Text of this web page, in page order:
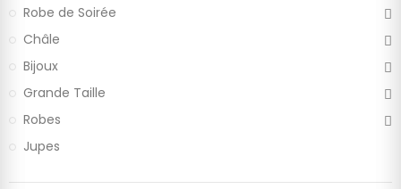
Robe de Soirée
Châle
Bijoux
Grande Taille
Robes
Jupes